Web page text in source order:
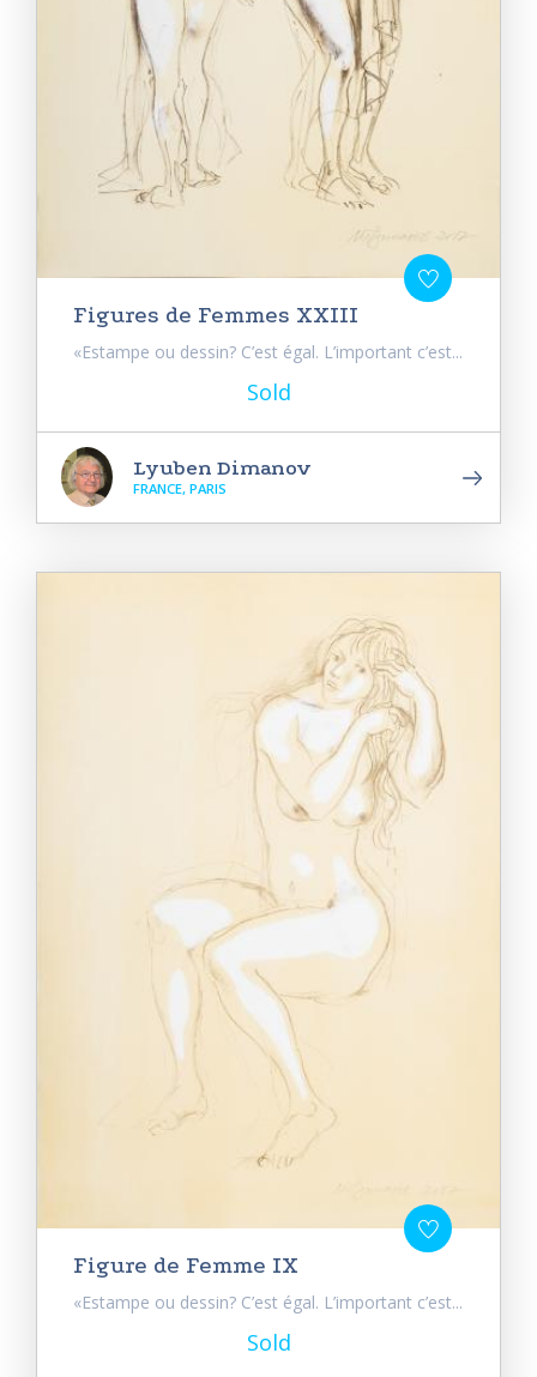
Figures de Femmes XXIII
«Estampe ou dessin? C’est égal. L’important c’est...
Sold
Lyuben Dimanov
FRANCE, PARIS
Figure de Femme IX
«Estampe ou dessin? C’est égal. L’important c’est...
Sold